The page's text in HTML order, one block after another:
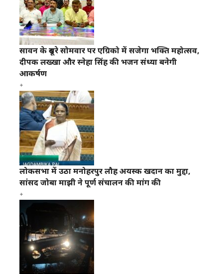
सावन के दूसरे सोमवार पर एग्रिको में सजेगा भक्ति महोत्सव,
दीपक लख्खा और स्नेहा सिंह की भजन संध्या बनेगी
आकर्षण
लोकसभा में उठा मनोहरपुर लौह अयस्क खदान का मुद्दा,
सांसद जोबा माझी ने पूर्ण संचालन की मांग की